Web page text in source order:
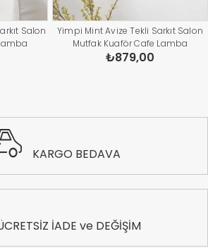
Salon
Yimpi Mint Avize Tekli Sarkıt Salon
Mutfak Kuaför Cafe Lamba
Dekoratif Aydınlatma Pastane
₺879,00
KARGO BEDAVA
İADE ve DEĞİŞİM